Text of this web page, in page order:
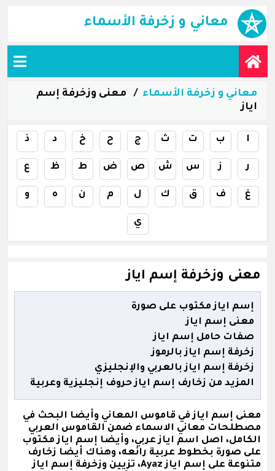
معاني و زخرفة الأسماء
معاني و زخرفة الأسماء
معنى وزخرفة إسم
اياز
ا ب ت ث ج ح خ د ذ
ر ز س ش ص ض ط ظ ع
غ ف ق ك ل م ن ه و
ي
معنى وزخرفة إسم اياز
إسم اياز مكتوب على صورة
معنى إسم اياز
صفات حامل إسم اياز
زخرفة إسم اياز بالرموز
زخرفة إسم اياز بالعربي والإنجليزي
المزيد من زخارف إسم اياز حروف إنجليزية وعربية
معنى إسم اياز في قاموس المعاني وأيضا البحث في
مصطلحات معاني الاسماء ضمن القاموس العربي
الكامل، اصل اسم اياز عربي، وأيضا إسم اياز مكتوب
على صورة بخطوط عربية رائعه، وهناك أيضا زخارف
متنوعة على إسم اياز Ayaz، تزيين وزخرفة إسم اياز